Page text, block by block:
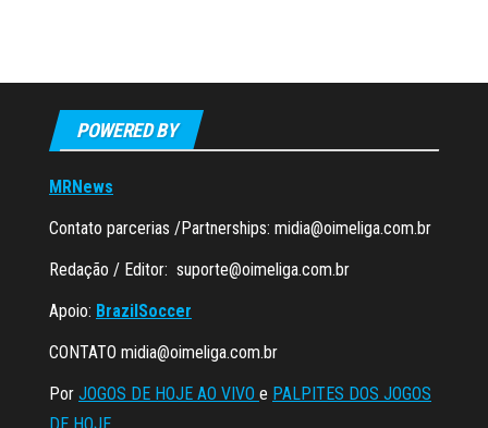
POWERED BY
MRNews
Contato parcerias /Partnerships: midia@oimeliga.com.br
Redação / Editor: suporte@oimeliga.com.br
Apoio: BrazilSoccer
CONTATO midia@oimeliga.com.br
Por JOGOS DE HOJE AO VIVO e PALPITES DOS JOGOS